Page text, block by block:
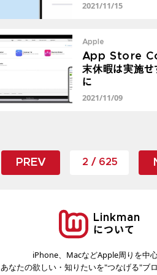
2021/11/15
Apple
App Store
末休暇は実施せ
に
2021/11/09
PREV 2 / 625
Linkman
について
iPhone、MacなどApple周りを中
あなたの欲しい・知りたいを"つなげる"ブ